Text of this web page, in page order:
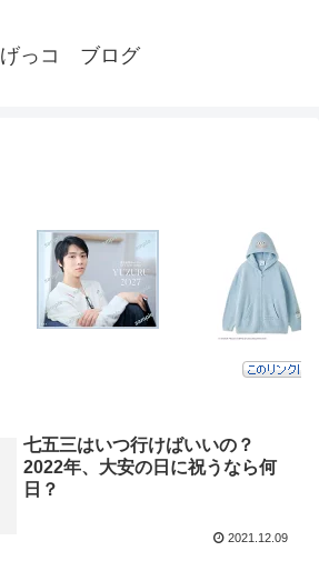
げっコ ブログ
七五三はいつ行けばいいの？
2022年、大安の日に祝うなら何
日？
2021.12.09